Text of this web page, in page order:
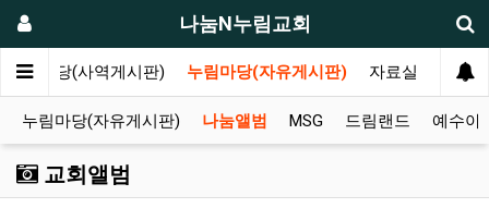
나눔N누림교회
나눔마당(사역게시판) 누림마당(자유게시판) 자료실
누림마당(자유게시판) 나눔앨범 MSG 드림랜드 예수아
교회앨범